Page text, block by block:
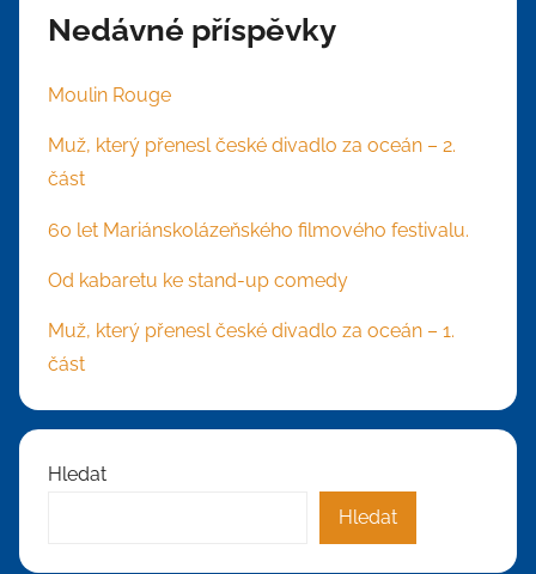
Nedávné příspěvky
Moulin Rouge
Muž, který přenesl české divadlo za oceán – 2.
část
60 let Mariánskolázeňského filmového festivalu.
Od kabaretu ke stand-up comedy
Muž, který přenesl české divadlo za oceán – 1.
část
Hledat
Hledat